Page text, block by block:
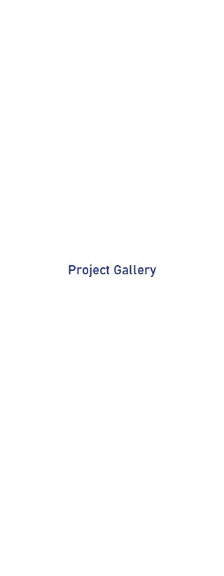
Project Gallery